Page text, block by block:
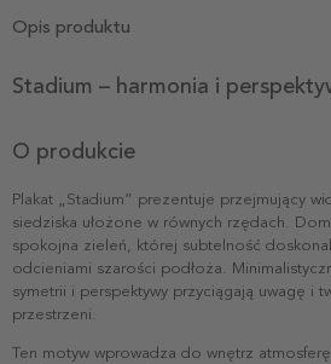
Opis produktu
Stadium – harmonia i
O produkcie
Plakat „Stadium” prezentuje przejmujący
siedziska ułożone w równych rzędach.
spokojna zieleń, której subtelność
odcieniami szarości podłoża.
symetrii i perspektywy przyciągają uwagę i
przestrzeni.
Ten motyw wprowadza do wnętrz